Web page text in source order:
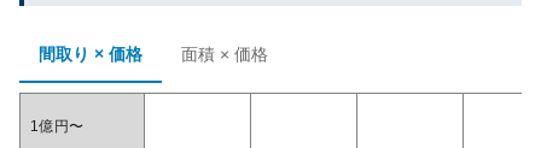
間取り × 価格 面積 × 価格
1億円〜